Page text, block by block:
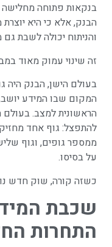
בנקאות פתוחה מחלישה
הבנק, אלא כי היא
והניתוח יכולה לשבת
זה שינוי עמוק מאוד
בעולם הישן, הבנק
המקום שבו המידע
הראשונית למצב.
להתפצל: גוף אחד
ממספר גופים, וגוף
על בסיסו.
כשזה קורה, שוק חדש
שכבת
התחרות